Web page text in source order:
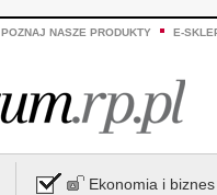
POZNAJ NASZE PRODUKTY E-
Ekonomia i biznes